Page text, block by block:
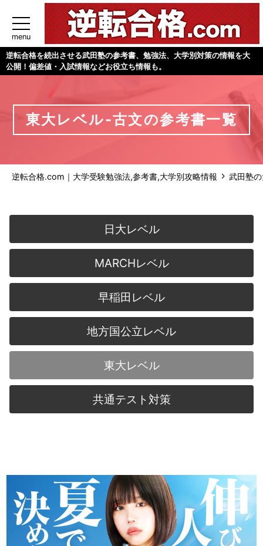
menu
逆転合格を続出させる武田塾の参考書、勉強法、大学別対策の情報を大
公開！偏差値・入試情報などお役立ち情報も。
東大レベル-古文の参考書一覧
逆転合格.com｜大学受験勉強法,参考書,大学別攻略情報 武田塾
日大レベル
MARCHレベル
早稲田レベル
地方国公立レベル
東大レベル
共通テスト対策